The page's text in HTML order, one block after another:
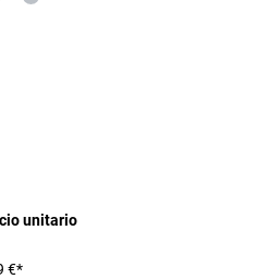
unitario
€*